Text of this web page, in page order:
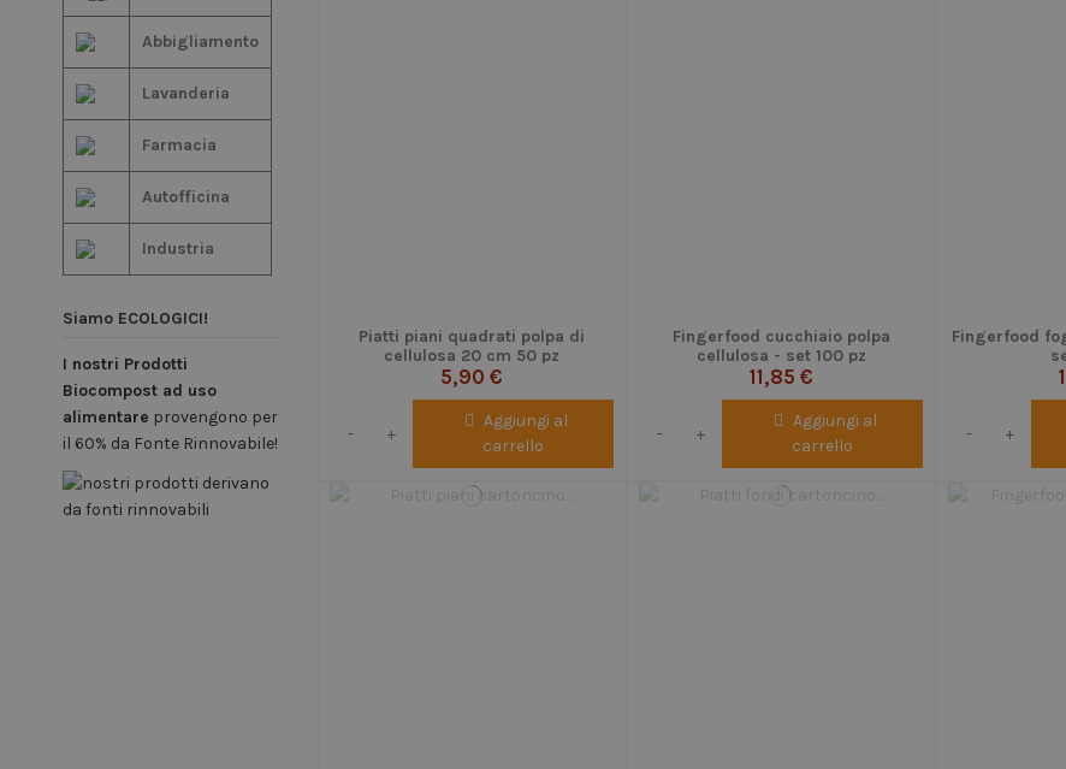
Piatti piani quadrati polpa di
cellulosa 20 cm 50 pz
5,90 €
- +
Aggiungi al
carrello
Fingerfood cucchiaio polpa
cellulosa - set 100 pz
11,85 €
- +
Aggiungi al
carrello
Fingerfood
- +
Abbigliamento
Lavanderia
Farmacia
Autofficina
Industria
Siamo ECOLOGICI!
I nostri Prodotti
Biocompost ad uso
alimentare provengono per
il 60% da Fonte Rinnovabile!